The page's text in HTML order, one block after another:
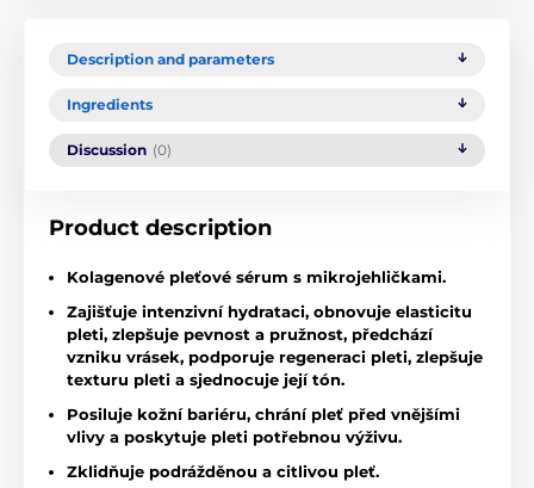
Description and parameters
Ingredients
Discussion (0)
Product description
Kolagenové pleťové sérum s mikrojehličkami.
Zajišťuje intenzivní hydrataci, obnovuje elasticitu
pleti, zlepšuje pevnost a pružnost, předchází
vzniku vrásek, podporuje regeneraci pleti, zlepšuje
texturu pleti a sjednocuje její tón.
Posiluje kožní bariéru, chrání pleť před vnějšími
vlivy a poskytuje pleti potřebnou výživu.
Zklidňuje podrážděnou a citlivou pleť.